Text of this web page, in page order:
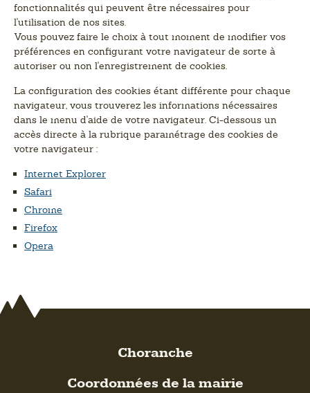
fonctionnalités qui peuvent être nécessaires pour
l'utilisation de nos sites.
Vous pouvez faire le choix à tout moment de modifier vos
préférences en configurant votre navigateur de sorte à
autoriser ou non l'enregistrement de cookies.
La configuration des cookies étant différente pour chaque
navigateur, vous trouverez les informations nécessaires
dans le menu d'aide de votre navigateur. Ci-dessous un
accès directe à la rubrique paramétrage des cookies de
votre navigateur :
Internet Explorer
Safari
Chrome
Firefox
Opera
Choranche
Coordonnées de la mairie